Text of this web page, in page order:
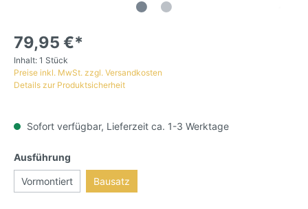
79,95 €*
Inhalt: 1 Stück
Preise inkl. MwSt. zzgl. Versandkosten
Details zur Produktsicherheit
Sofort verfügbar, Lieferzeit ca. 1-3 Werktage
Ausführung
Vormontiert Bausatz